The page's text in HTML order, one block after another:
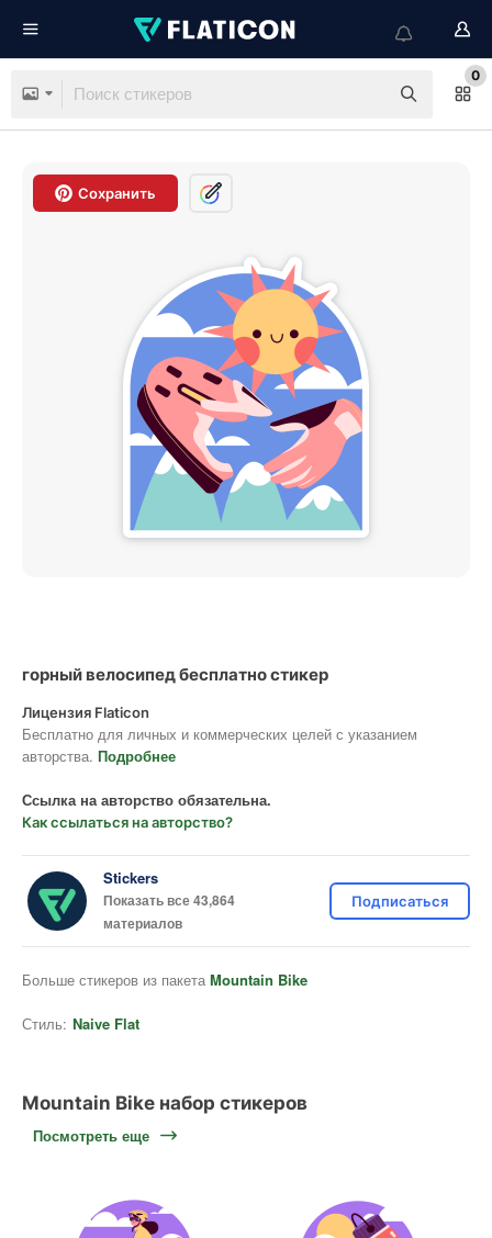
0
Сохранить
горный велосипед бесплатно стикер
Лицензия Flaticon
Бесплатно для личных и коммерческих целей с указанием
авторства. Подробнее
Ссылка на авторство обязательна.
Как ссылаться на авторство?
Stickers
Показать все 43,864
материалов
Подписаться
Больше стикеров из пакета Mountain Bike
Стиль: Naive Flat
Mountain Bike набор стикеров
Посмотреть еще